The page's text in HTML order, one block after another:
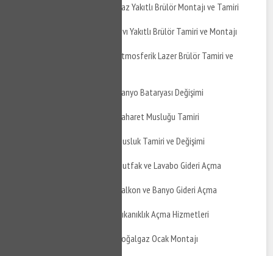
Altıeylül Meryemdere Gaz Yakıtlı Brülör Montajı ve Tamiri
Altıeylül Meryemdere Sıvı Yakıtlı Brülör Tamiri ve Montajı
Altıeylül Meryemdere Atmosferik Lazer Brülör Tamiri ve
Altıeylül Meryemdere Banyo Bataryası Değişimi
Altıeylül Meryemdere Taharet Musluğu Tamiri
Altıeylül Meryemdere Musluk Tamiri ve Değişimi
Altıeylül Meryemdere Mutfak ve Lavabo Gideri Açma
Altıeylül Meryemdere Balkon ve Banyo Gideri Açma
Altıeylül Meryemdere Tıkanıklık Açma Hizmetleri
Altıeylül Meryemdere Doğalgaz Ocak Montajı